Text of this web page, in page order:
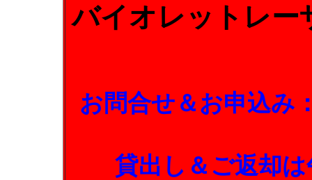
バイオレットレー
お問合せ＆お申込み
貸出し＆ご返却